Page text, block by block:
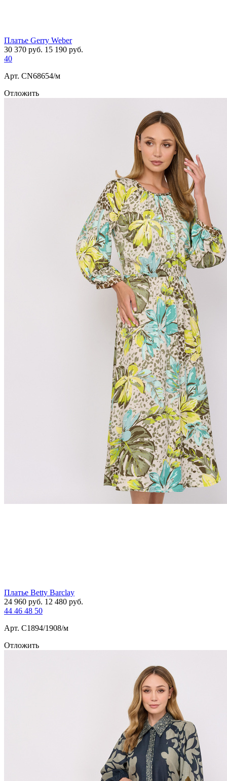
Платье Gerry Weber
30 370 руб. 15 190 руб.
40
Арт. СN68654/м
Отложить
Платье Betty Barclay
24 960 руб. 12 480 руб.
44 46 48 50
Арт. С1894/1908/м
Отложить